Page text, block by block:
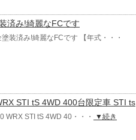
済み!綺麗なFCです
装済み!綺麗なFCです 【年式・・・
STI tS 4WD 400台限定車 STI ts
STI tS 4WD 40・・・
▼続き